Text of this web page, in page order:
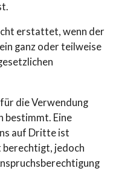
erstattet, wenn der
ganz oder teilweise
die Verwendung
bestimmt. Eine
auf Dritte ist
berechtigt, jedoch